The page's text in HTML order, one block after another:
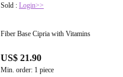
Sold : Login>>
Fiber Base Cipria with Vitamins
US$ 21.90
Min. order: 1 piece